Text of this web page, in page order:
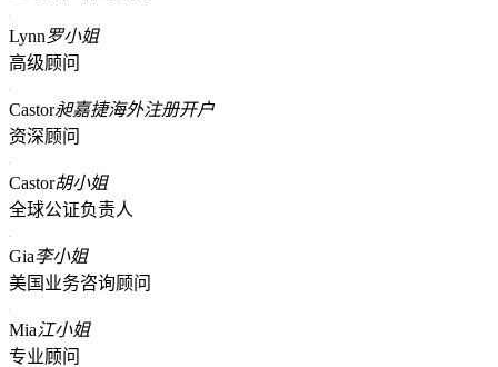
Lynn罗小姐
高级顾问
Castor昶嘉捷海外注册开户
资深顾问
Castor胡小姐
全球公证负责人
Gia李小姐
美国业务咨询顾问
Mia江小姐
专业顾问